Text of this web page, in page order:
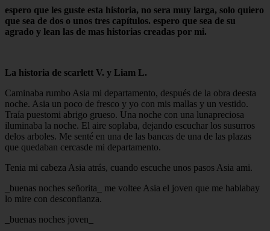
espero que les guste esta historia, no sera muy larga, solo quiero
que sea de dos o unos tres capítulos. espero que sea de su
agrado y lean las de mas historias creadas por mi.
La historia de scarlett V. y Liam L.
Caminaba rumbo Asia mi departamento, después de la obra deesta
noche. Asia un poco de fresco y yo con mis mallas y un vestido.
Traía puestomi abrigo grueso. Una noche con una lunapreciosa
iluminaba la noche. El aire soplaba, dejando escuchar los susurros
delos arboles. Me senté en una de las bancas de una de las plazas
que quedaban cercasde mi departamento.
Tenia mi cabeza Asia atrás, cuando escuche unos pasos Asia ami.
_buenas noches señorita_ me voltee Asia el joven que me hablabay
lo mire con desconfianza.
_buenas noches joven_